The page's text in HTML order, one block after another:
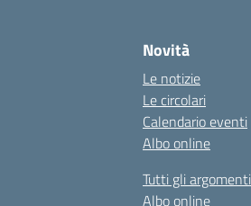
Novità
Le notizie
Le circolari
Calendario eventi
Albo online
Tutti gli argomenti
Albo online